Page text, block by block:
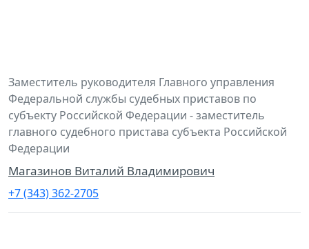
Заместитель руководителя Главного управления
Федеральной службы судебных приставов по
субъекту Российской Федерации - заместитель
главного судебного пристава субъекта Российской
Федерации
Магазинов Виталий Владимирович
+7 (343) 362-2705